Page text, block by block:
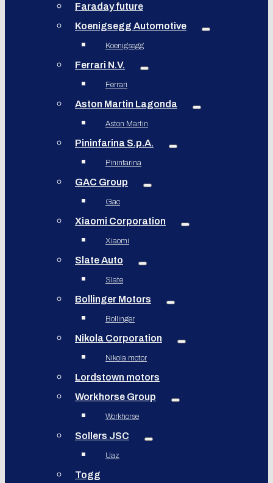
Faraday future
Koenigsegg Automotive
Koenigsegg
Ferrari N.V.
Ferrari
Aston Martin Lagonda
Aston Martin
Pininfarina S.p.A.
Pininfarina
GAC Group
Gac
Xiaomi Corporation
Xiaomi
Slate Auto
Slate
Bollinger Motors
Bollinger
Nikola Corporation
Nikola motor
Lordstown motors
Workhorse Group
Workhorse
Sollers JSC
Uaz
Togg